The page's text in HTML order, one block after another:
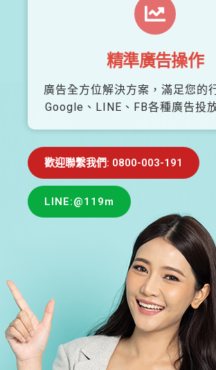
精準廣告操作
廣告全方位解決方案，滿足您的
Google、LINE、FB各種廣告投
歡迎聯繫我們: 0800-003-191
LINE:@119m